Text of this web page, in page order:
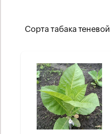
Сорта табака